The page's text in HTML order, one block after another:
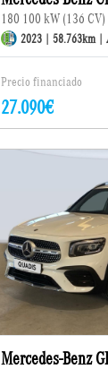
180 100 kW (136 CV)
2023 | 58.763km |
Precio financiado
27.090€
Mercedes-Benz